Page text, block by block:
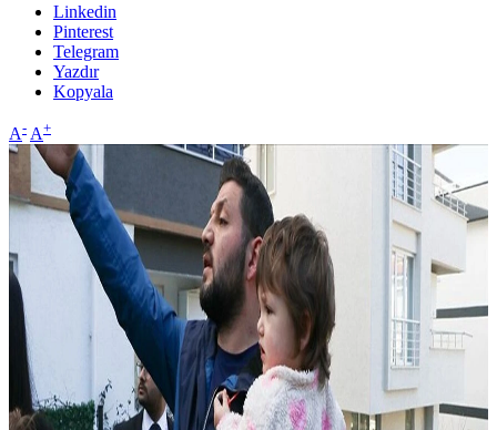
Linkedin
Pinterest
Telegram
Yazdır
Kopyala
A- A+